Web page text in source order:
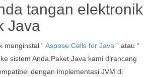
tangan elektronik
Java
menginstal “ Aspose.Cells for Java ” atau “
ke sistem Anda.Paket Java kami dirancang
dengan implementasi JVM di